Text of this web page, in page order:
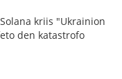
kriis "Ukrainion
den katastrofo